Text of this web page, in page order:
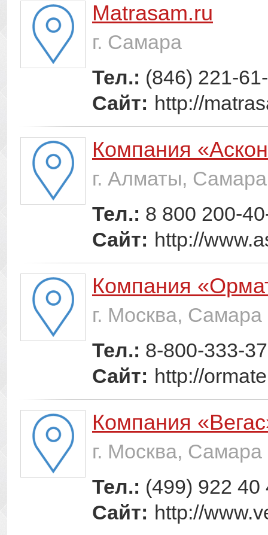
Matrasam.ru
г. Самара
Тел.: (846) 221-
Сайт: http://
Компания
г. Алматы, Самара
Тел.: 8 800 200-
Сайт: http://
Компания
г. Москва, Самара
Тел.: 8-800-333-
Сайт: http://
Компания
г. Москва, Самара
Тел.: (499) 922 40
Сайт: http://